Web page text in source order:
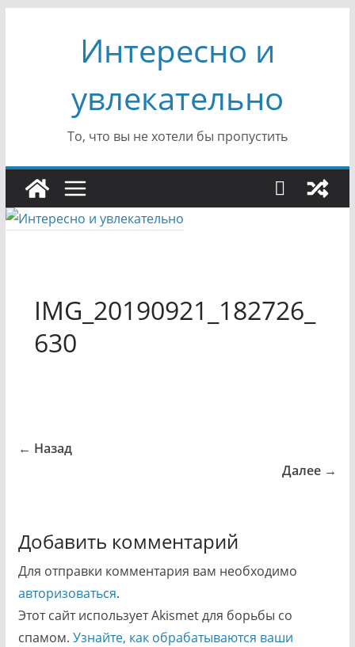
содержимомуИнтересно и
увлекательно
То, что вы не хотели бы пропустить
IMG_20190921_182726_
630
← Назад
Далее →
Добавить комментарий
Для отправки комментария вам необходимо
авторизоваться.
Этот сайт использует Akismet для борьбы со
спамом. Узнайте, как обрабатываются ваши